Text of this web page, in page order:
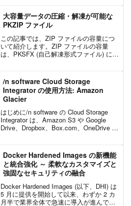
ンでは、アルテア製品ユーザー様の日立
建機、日産自動車、中...
大容量データの圧縮・解凍が可能な
PKZIP ファイル
この記事では、ZIP ファイルの容量につ
いて紹介します。ZIP ファイルの容量
は、PKSFX (自己解凍形式ファイル) にも
ンにも関連します。ZIP ファイル...
/n software Cloud Storage
Integrator の使用方法: Amazon
Glacier
はじめに/n software の Cloud Storage
Integrator は、Amazon S3 や Google
Drive、Dropbox、Box.com、OneDrive な
Docker Hardened Images の新機能
と統合強化 ～ 柔軟なカスタマイズと
強固なセキュリティの融合
Docker Hardened Images (以下、DHI) は
5 月に提供を開始して以来、わずか 2 カ
月半で業界全体で急速に導入が進んでい